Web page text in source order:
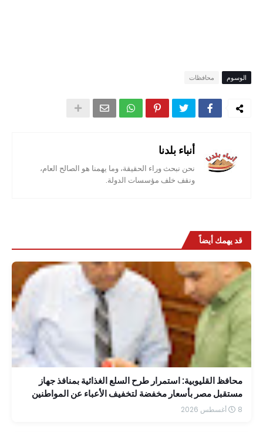
الوسوم محافظات
أنباء بلدنا
نحن نبحث وراء الحقيقة، وما يهمنا هو الصالح العام،
ونقف خلف مؤسسات الدولة.
قد يهمك أيضاً
محافظ القليوبية: استمرار طرح السلع الغذائية بمنافذ جهاز
مستقبل مصر بأسعار مخفضة لتخفيف الأعباء عن المواطنين
8 أغسطس 2026